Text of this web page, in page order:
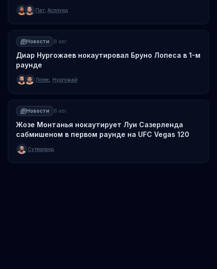
Пат Асплунд
Новости 8 авг.
Диар Нургожаев нокаутировал Бруно Лопеса в 1-м
раунде
Лопес Нургожай
Новости 8 авг.
Жозе Монтанья нокаутирует Луи Сазерленда
сабмишеном в первом раунде на UFC Vegas 120
Сутерланд